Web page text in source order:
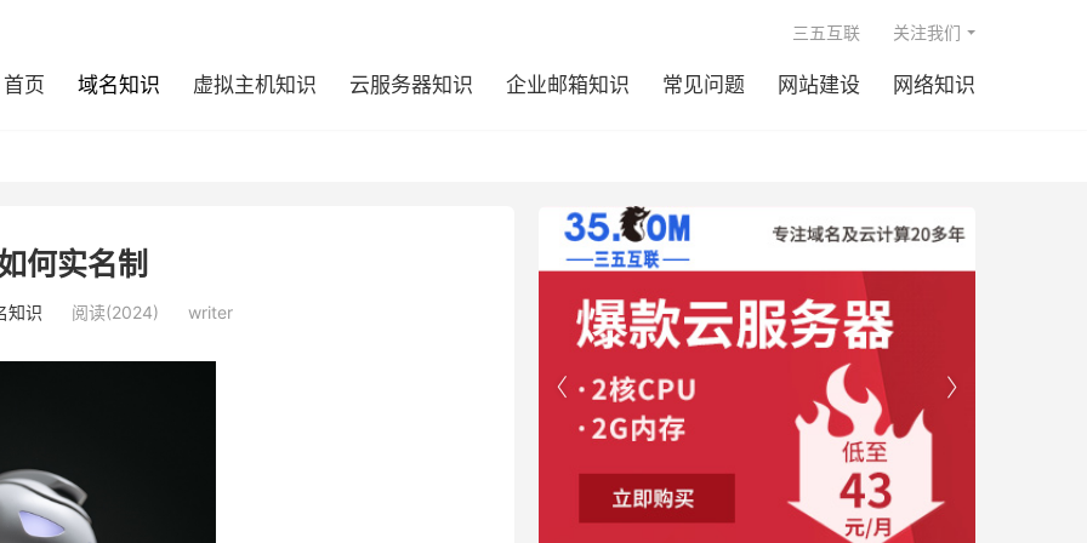
首页 域名知识 虚拟主机知识 云服务器知识 企业邮箱知识 常见问题 网站建设 网络知识
三五互联 关注我们
何实名制
知识 阅读(2024) writer

